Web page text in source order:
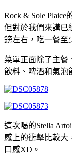
Rock & Sole
但對於我們來講已
鎊左右，吃一餐至
菜單正面除了主餐
飲料、啤酒和氣泡
這次喝的Stella
感上的衝擊比較大
口感XD。